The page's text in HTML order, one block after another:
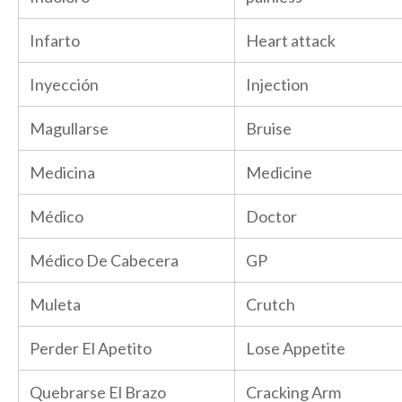
Infarto Heart attack
Inyección Injection
Magullarse Bruise
Medicina Medicine
Médico Doctor
Médico De Cabecera GP
Muleta Crutch
Perder El Apetito Lose Appetite
Quebrarse El Brazo Cracking Arm